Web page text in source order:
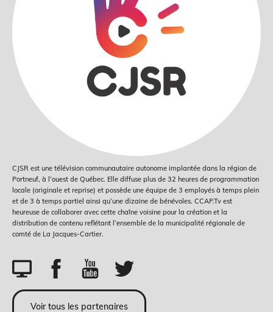
CJSR est une télévision communautaire autonome implantée dans la région de
Portneuf, à l’ouest de Québec. Elle diffuse plus de 32 heures de programmation
locale (originale et reprise) et possède une équipe de 3 employés à temps plein
et de 3 à temps partiel ainsi qu’une dizaine de bénévoles. CCAP.Tv est
heureuse de collaborer avec cette chaîne voisine pour la création et la
distribution de contenu reflétant l’ensemble de la municipalité régionale de
comté de La Jacques-Cartier.
Voir tous les partenaires